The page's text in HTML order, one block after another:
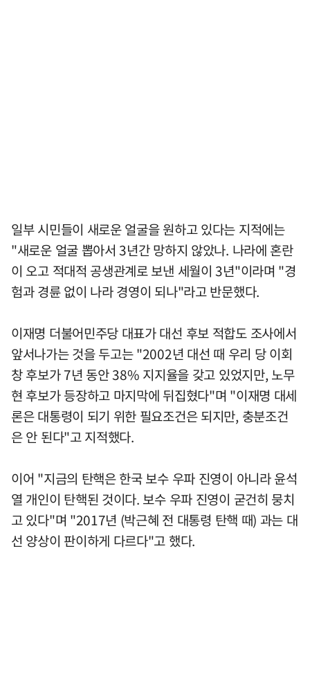
일부 시민들이 새로운 얼굴을 원하고 있다는 지적에는
"새로운 얼굴 뽑아서 3년간 망하지 않았나. 나라에 혼란
이 오고 적대적 공생관계로 보낸 세월이 3년"이라며 "경
험과 경륜 없이 나라 경영이 되나"라고 반문했다.
이재명 더불어민주당 대표가 대선 후보 적합도 조사에서
앞서나가는 것을 두고는 "2002년 대선 때 우리 당 이회
창 후보가 7년 동안 38% 지지율을 갖고 있었지만, 노무
현 후보가 등장하고 마지막에 뒤집혔다"며 "이재명 대세
론은 대통령이 되기 위한 필요조건은 되지만, 충분조건
은 안 된다"고 지적했다.
이어 "지금의 탄핵은 한국 보수 우파 진영이 아니라 윤석
열 개인이 탄핵된 것이다. 보수 우파 진영이 굳건히 뭉치
고 있다"며 "2017년 (박근혜 전 대통령 탄핵 때) 과는 대
선 양상이 판이하게 다르다"고 했다.